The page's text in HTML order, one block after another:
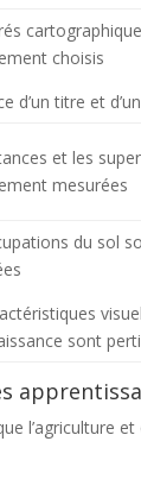
choisis
d’un titre et
et les
mesurées
du sol
sont
l’agriculture